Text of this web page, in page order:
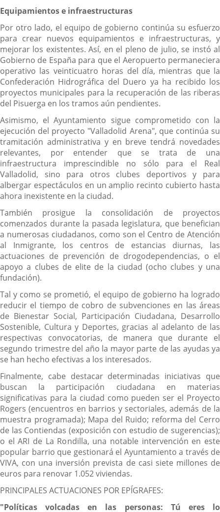
Equipamientos e infraestructuras
Por otro lado, el equipo de gobierno continúa su esfuerzo
para crear nuevos equipamientos e infraestructuras, y
mejorar los existentes. Así, en el pleno de julio, se instó al
Gobierno de España para que el Aeropuerto permaneciera
operativo las veinticuatro horas del día, mientras que la
Confederación Hidrográfica del Duero ya ha recibido los
proyectos municipales para la recuperación de las riberas
del Pisuerga en los tramos aún pendientes.
Asimismo, el Ayuntamiento sigue comprometido con la
ejecución del proyecto "Valladolid Arena", que continúa su
tramitación administrativa y en breve tendrá novedades
relevantes, por entender que se trata de una
infraestructura imprescindible no sólo para el Real
Valladolid, sino para otros clubes deportivos y para
albergar espectáculos en un amplio recinto cubierto hasta
ahora inexistente en la ciudad.
También prosigue la consolidación de proyectos
comenzados durante la pasada legislatura, que benefician
a numerosas ciudadanos, como son el Centro de Atención
al Inmigrante, los centros de estancias diurnas, las
actuaciones de prevención de drogodependencias, o el
apoyo a clubes de elite de la ciudad (ocho clubes y una
fundación).
Tal y como se prometió, el equipo de gobierno ha logrado
reducir el tiempo de cobro de subvenciones en las áreas
de Bienestar Social, Participación Ciudadana, Desarrollo
Sostenible, Cultura y Deportes, gracias al adelanto de las
respectivas convocatorias, de manera que durante el
segundo trimestre del año la mayor parte de las ayudas ya
se han hecho efectivas a los interesados.
Finalmente, cabe destacar determinadas iniciativas que
buscan la participación ciudadana en materias
significativas para la ciudad como pueden ser el Proyecto
Rogers (encuentros en barrios y sectoriales, además de la
muestra programada); Mapa del Ruido; reforma del Cerro
de las Contiendas (exposición con estudio de sugerencias);
o el ARI de La Rondilla, una notable intervención en este
popular barrio que gestionará el Ayuntamiento a través de
VIVA, con una inversión prevista de casi siete millones de
euros para renovar 1.052 viviendas.
PRINCIPALES ACTUACIONES POR EPÍGRAFES:
"Políticas volcadas en las personas: Tú eres lo